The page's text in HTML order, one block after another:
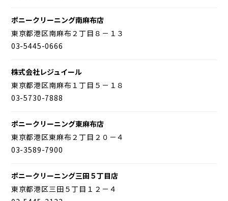
ポニークリーニング南麻布店
東京都港区南麻布２丁目８－１３
03-5445-0666
株式会社レジュイール
東京都港区南麻布１丁目５－１８
03-5730-7888
ポニークリーニング東麻布店
東京都港区東麻布２丁目２０－４
03-3589-7900
ポニークリーニング三田５丁目店
東京都港区三田５丁目１２－４